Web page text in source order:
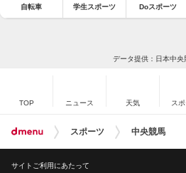
自転車 学生スポーツ Doスポーツ
データ提供：日本中央
TOP ニュース 天気 ス
スポーツ 中央競馬
サイトご利用にあたって